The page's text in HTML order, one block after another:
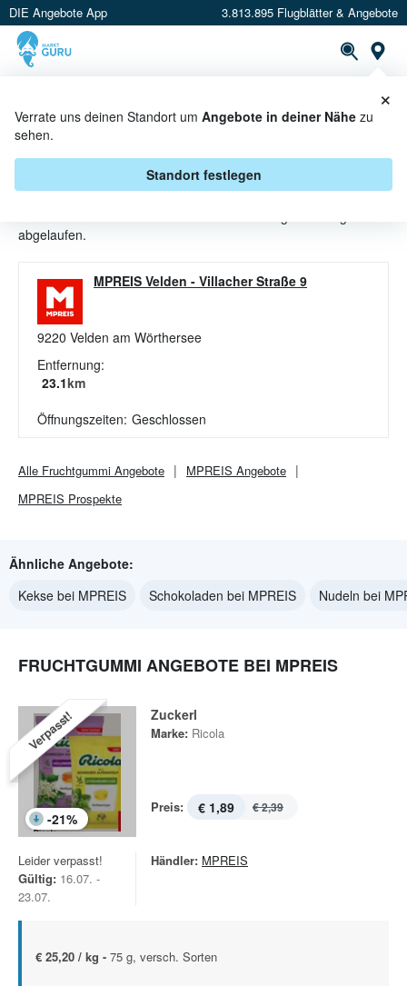
DIE Angebote App 3.813.895 Flugblätter & Angebote
Verrate uns deinen Standort um Angebote in deiner Nähe zu
sehen.
Standort festlegen
×
FRUCHTGUMMI ANGEBOTE &
AKTIONEN BEI MPREIS
abgelaufen.
MPREIS Velden - Villacher Straße 9
9220 Velden am Wörthersee
Entfernung:
23.1km
Öffnungszeiten: Geschlossen
Alle Fruchtgummi Angebote MPREIS Angebote
MPREIS Prospekte
Ähnliche Angebote:
Kekse bei MPREIS
Schokoladen bei MPREIS Nudeln bei
FRUCHTGUMMI ANGEBOTE BEI MPREIS
Verpasst!
-21%
Zuckerl
Marke: Ricola
Preis: € 1,89 € 2,39
Leider verpasst!
Gültig: 16.07. -
23.07.
Händler: MPREIS
€ 25,20 / kg - 75 g, versch. Sorten